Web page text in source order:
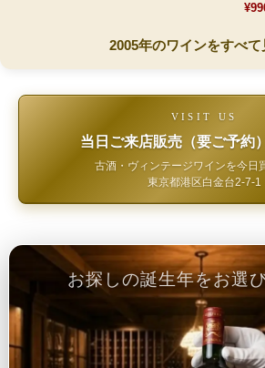
2005年のワインをすべて
VISIT US
当日ご来店販売（要ご予約
古酒・ヴィンテージワインを今日
東京都港区白金台2-7-1
お探しの誕生年をお選